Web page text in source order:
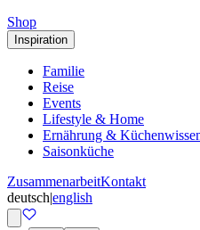
Shop
Inspiration
Familie
Reise
Events
Lifestyle & Home
Ernährung &
Saisonküche
ZusammenarbeitKontakt
deutsch|english